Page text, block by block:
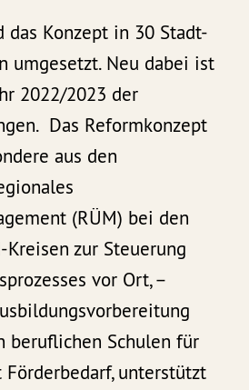
das Konzept in 30 Stadt-
umgesetzt. Neu dabei ist
2022/2023 der
Das Reformkonzept
aus den
(RÜM) bei den
Kreisen zur Steuerung
vor Ort, –
beruflichen Schulen für
unterstützt